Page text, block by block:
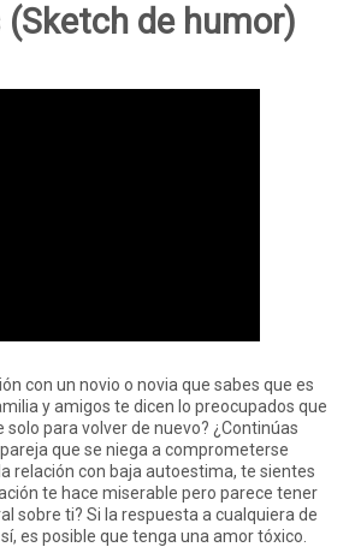
de humor)
con un novio o novia que sabes que es
y amigos te dicen lo preocupados que
solo para volver de nuevo? ¿Continúas
que se niega a comprometerse
relación con baja autoestima, te sientes
te hace miserable pero parece tener
sobre ti? Si la respuesta a cualquiera de
es posible que tenga una amor tóxico.